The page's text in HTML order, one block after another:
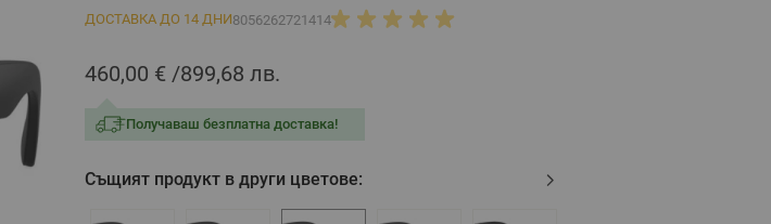
ДОСТАВКА ДО 14 ДНИ8056262721414
460,00 € 899,68 лв.
Получаваш безплатна доставка!
Същият продукт в други цветове: